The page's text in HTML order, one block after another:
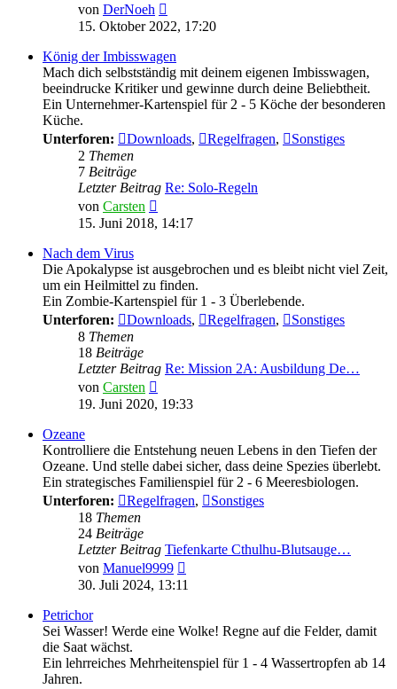
von DerNoeh
Beitrag
15. Oktober 2022, 17:20
König der Imbisswagen
Mach dich selbstständig mit deinem eigenen Imbisswagen,
beeindrucke Kritiker und gewinne durch deine Beliebtheit.
Ein Unternehmer-Kartenspiel für 2 - 5 Köche der besonderen
Küche.
Unterforen:
Downloads, Regelfragen,
Sonstiges
2 Themen
7 Beiträge
Letzter Beitrag Re: Solo-Regeln
von Carsten
Beitrag
15. Juni 2018, 14:17
Nach dem Virus
Die Apokalypse ist ausgebrochen und es bleibt nicht viel Zeit,
um ein Heilmittel zu finden.
Ein Zombie-Kartenspiel für 1 - 3 Überlebende.
Unterforen:
Downloads, Regelfragen,
Sonstiges
8 Themen
18 Beiträge
Letzter Beitrag Re: Mission 2A: Ausbildung De…
von Carsten
Beitrag
19. Juni 2020, 19:33
Ozeane
Kontrolliere die Entstehung neuen Lebens in den Tiefen der
Ozeane. Und stelle dabei sicher, dass deine Spezies überlebt.
Ein strategisches Familienspiel für 2 - 6 Meeresbiologen.
Unterforen:
Regelfragen,
Sonstiges
18 Themen
24 Beiträge
Letzter Beitrag Tiefenkarte Cthulhu-Blutsauge…
von Manuel9999
Beitrag
30. Juli 2024, 13:11
Petrichor
Sei Wasser! Werde eine Wolke! Regne auf die Felder, damit
die Saat wächst.
Ein lehrreiches Mehrheitenspiel für 1 - 4 Wassertropfen ab 14
Jahren.